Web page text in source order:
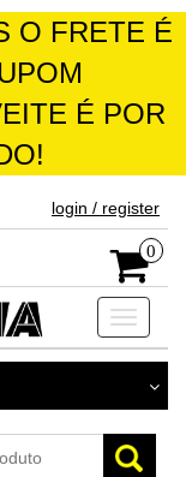
O FRETE É
É POR
login / register
0
Toggle